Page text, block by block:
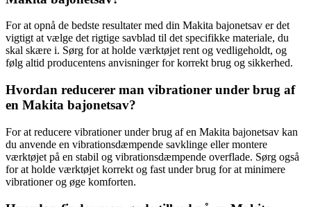
For at opnå de bedste resultater med din Makita bajonetsav er det
vigtigt at vælge det rigtige savblad til det specifikke materiale, du
skal skære i. Sørg for at holde værktøjet rent og vedligeholdt, og
følg altid producentens anvisninger for korrekt brug og sikkerhed.
Hvordan reducerer man vibrationer under brug af
en Makita bajonetsav?
For at reducere vibrationer under brug af en Makita bajonetsav kan
du anvende en vibrationsdæmpende savklinge eller montere
værktøjet på en stabil og vibrationsdæmpende overflade. Sørg også
for at holde værktøjet korrekt og fast under brug for at minimere
vibrationer og øge komforten.